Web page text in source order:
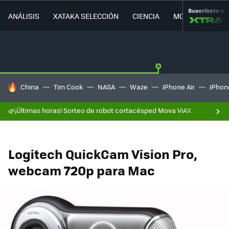
ANÁLISIS XATAKA SELECCIÓN CIENCIA MOVILIDAD
Suscríbete a
HOY SE HABLA DE
China Tim Cook NASA Waze iPhone Air
🌿¡Últimas horas! Sorteo de robot cortacésped Mova ViAX
Logitech QuickCam Vision Pro,
webcam 720p para Mac